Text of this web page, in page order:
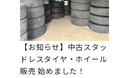
【お知らせ】中古スタッ
ドレスタイヤ・ホイール
販売 始めました！